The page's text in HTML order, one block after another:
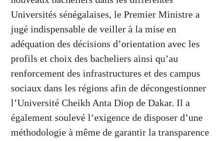
Universités sénégalaises, le Premier Ministre a
jugé indispensable de veiller à la mise en
adéquation des décisions d’orientation avec les
profils et choix des bacheliers ainsi qu’au
renforcement des infrastructures et des campus
sociaux dans les régions afin de décongestionner
l’Université Cheikh Anta Diop de Dakar. Il a
également soulevé l’exigence de disposer d’une
méthodologie à même de garantir la transparence